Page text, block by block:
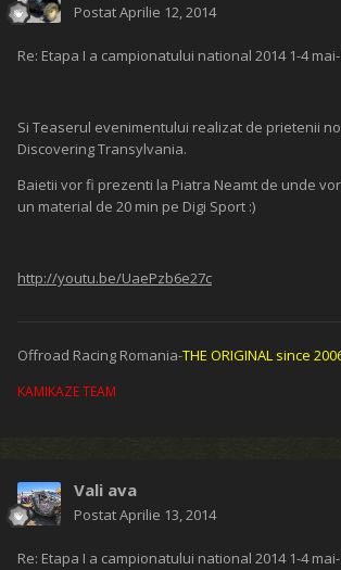
PostatAprilie 12, 2014
Re: Etapa I a campionatului national 2014 1-4
Si Teaserul evenimentului realizat de prietenii
Discovering Transylvania.
Baietii vor fi prezenti la Piatra Neamt de unde
un material de 20 min pe Digi Sport :)
http://youtu.be/UaePzb6e27c
Offroad Racing Romania-THE ORIGINAL since
KAMIKAZE TEAM
Vali ava
PostatAprilie 13, 2014
Re: Etapa I a campionatului national 2014 1-4